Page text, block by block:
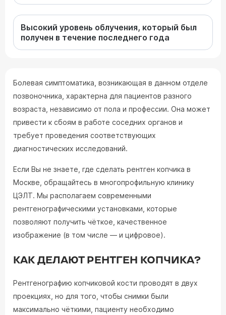
Высокий уровень облучения, который был
получен в течение последнего года
Болевая симптоматика, возникающая в данном отделе
позвоночника, характерна для пациентов разного
возраста, независимо от пола и профессии. Она может
привести к сбоям в работе соседних органов и
требует проведения соответствующих
диагностических исследований.
Если Вы не знаете, где сделать рентген копчика в
Москве, обращайтесь в многопрофильную клинику
ЦЭЛТ. Мы располагаем современными
рентгенографическими установками, которые
позволяют получить чёткое, качественное
изображение (в том числе — и цифровое).
КАК ДЕЛАЮТ РЕНТГЕН КОПЧИКА?
Рентгенографию копчиковой кости проводят в двух
проекциях, но для того, чтобы снимки были
максимально чёткими, пациенту необходимо